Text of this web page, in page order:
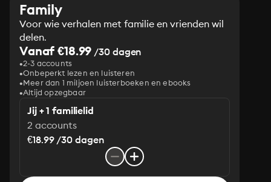
Family
Voor wie verhalen met familie en vrienden wil
delen.
Vanaf €18.99 /30 dagen
2-3 accounts
Onbeperkt lezen en luisteren
Meer dan 1 miljoen luisterboeken en ebooks
Altijd opzegbaar
Jij + 1 familielid
2 accounts
€18.99 /30 dagen